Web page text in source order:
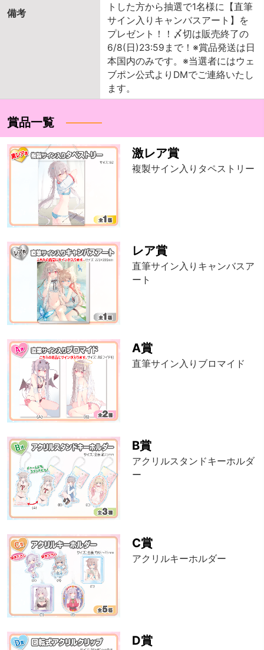
備考
トした方から抽選で1名様に【直筆
サイン入りキャンバスアート】を
プレゼント！！〆切は販売終了の
6/8(日)23:59まで！※賞品発送は日
本国内のみです。※当選者にはウェ
ブポン公式よりDMでご連絡いたし
ます。
賞品一覧
激レア賞
複製サイン入りタペストリー
レア賞
直筆サイン入りキャンバスア
ート
A賞
直筆サイン入りブロマイド
B賞
アクリルスタンドキーホルダ
ー
C賞
アクリルキーホルダー
D賞